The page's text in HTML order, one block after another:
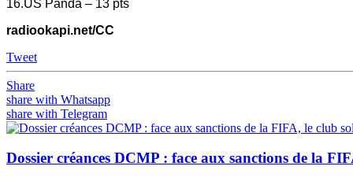
16.US Panda – 13 pts
radiookapi.net/CC
Tweet
Share
share with Whatsapp
share with Telegram
Dossier créances DCMP : face aux sanctions de la